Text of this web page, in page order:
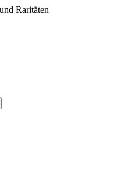
Raritäten